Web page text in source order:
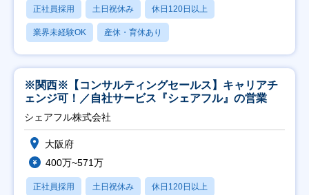
正社員採用 土日祝休み 休日120日以上
業界未経験OK 産休・育休あり
※関西※【コンサルティングセールス】キャリアチ
ェンジ可！／自社サービス『シェアフル』の営業
シェアフル株式会社
大阪府
400万~571万
正社員採用 土日祝休み 休日120日以上